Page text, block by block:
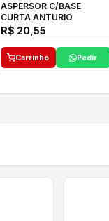
ASPERSOR C/BASE
CURTA ANTURIO
R$ 20,55
Carrinho Pedir